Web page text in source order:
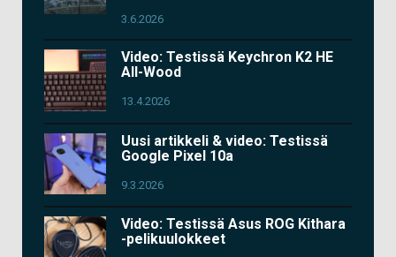
3.6.2026
Video: Testissä Keychron K2 HE
All-Wood
13.4.2026
Uusi artikkeli & video: Testissä
Google Pixel 10a
9.3.2026
Video: Testissä Asus ROG Kithara
-pelikuulokkeet